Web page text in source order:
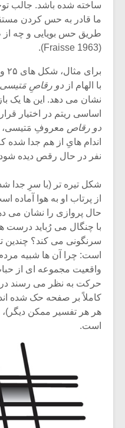
ساخته شده باشد. جالب
ما قادر به حس کردن
طریق حس بویایی و چه
(Fraisse 1963).
با الهام از دو رقاصِ مَتیسی
نشان می دهد. این ها یک
اساسی ریتم در اختیار
دو رقاص
اندام هایِ از هم جدا
نفر در حال رقص دیده
شکل تیره تر (با سرِ جدا
از پرتاب او به هوا آماده
حال پروازی را نشان می
با چنگال می رُباید درست
سرنگونی می کند؟ چندین
است: چرا آن ها شبیه
واقعیت مجموعه ای از
حرکت به نظر می رسند
کاملاً بر صفحه حک شده
هر هر تفسیر ممکن
است.
میکلوش
متن فیلم
شیش و نیم»
اگر نمی
بدنام ترین